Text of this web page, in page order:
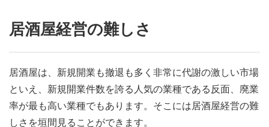
居酒屋経営の難しさ
居酒屋は、新規開業も撤退も多く非常に代謝の激しい市場
といえ、新規開業件数を誇る人気の業種である反面、廃業
率が最も高い業種でもあります。そこには居酒屋経営の難
しさを垣間見ることができます。